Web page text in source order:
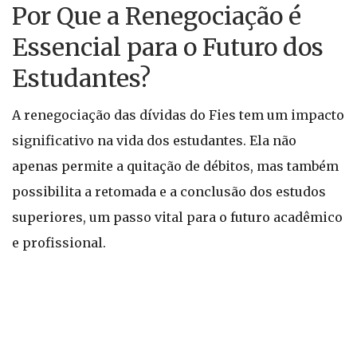
Por Que a Renegociação é
Essencial para o Futuro dos
Estudantes?
A renegociação das dívidas do Fies tem um impacto
significativo na vida dos estudantes. Ela não
apenas permite a quitação de débitos, mas também
possibilita a retomada e a conclusão dos estudos
superiores, um passo vital para o futuro acadêmico
e profissional.